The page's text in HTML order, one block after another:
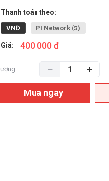
Thanh toán theo:
VNĐ PI Network ($)
Giá: 400.000 đ
Mua ngay